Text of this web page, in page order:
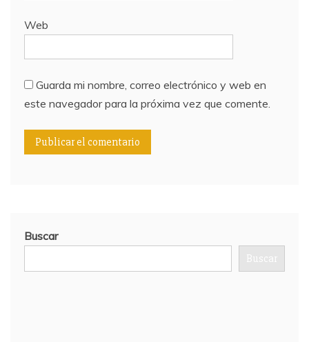
Web
Guarda mi nombre, correo electrónico y web en
este navegador para la próxima vez que comente.
Buscar
Buscar